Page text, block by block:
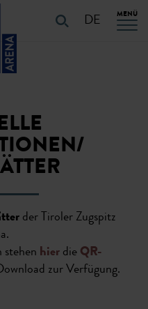
DE MENÜ
der Tiroler Zugspitz
stehen hier die QR-
zur Verfügung.
Informationen